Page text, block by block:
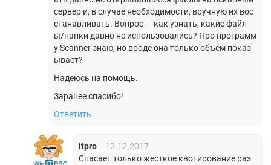
сервер и, в случае необходимости, вручную их вос
станавливать. Вопрос — как узнать, какие файл
ы/папки давно не использовались? Про программ
у Scanner знаю, но вроде она только объём показ
ывает?
Надеюсь на помощь.
Заранее спасибо!
Ответить
itpro
12.12.2017
Спасает только жесткое квотирование раз